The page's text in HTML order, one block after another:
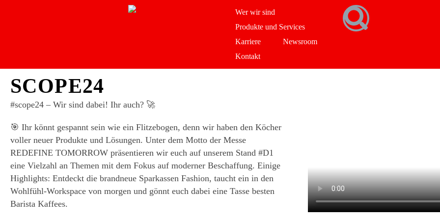
Wer wir sind
Produkte und Services
Karriere
Newsroom
Kontakt
SCOPE24
#scope24 – Wir sind dabei! Ihr auch? 🚀
🎯 Ihr könnt gespannt sein wie ein Flitzebogen, denn wir haben den Köcher
voller neuer Produkte und Lösungen. Unter dem Motto der Messe
REDEFINE TOMORROW präsentieren wir euch auf unserem Stand #D1
eine Vielzahl an Themen mit dem Fokus auf moderner Beschaffung. Einige
Highlights: Entdeckt die brandneue Sparkassen Fashion, taucht ein in den
Wohlfühl-Workspace von morgen und gönnt euch dabei eine Tasse besten
Barista Kaffees.